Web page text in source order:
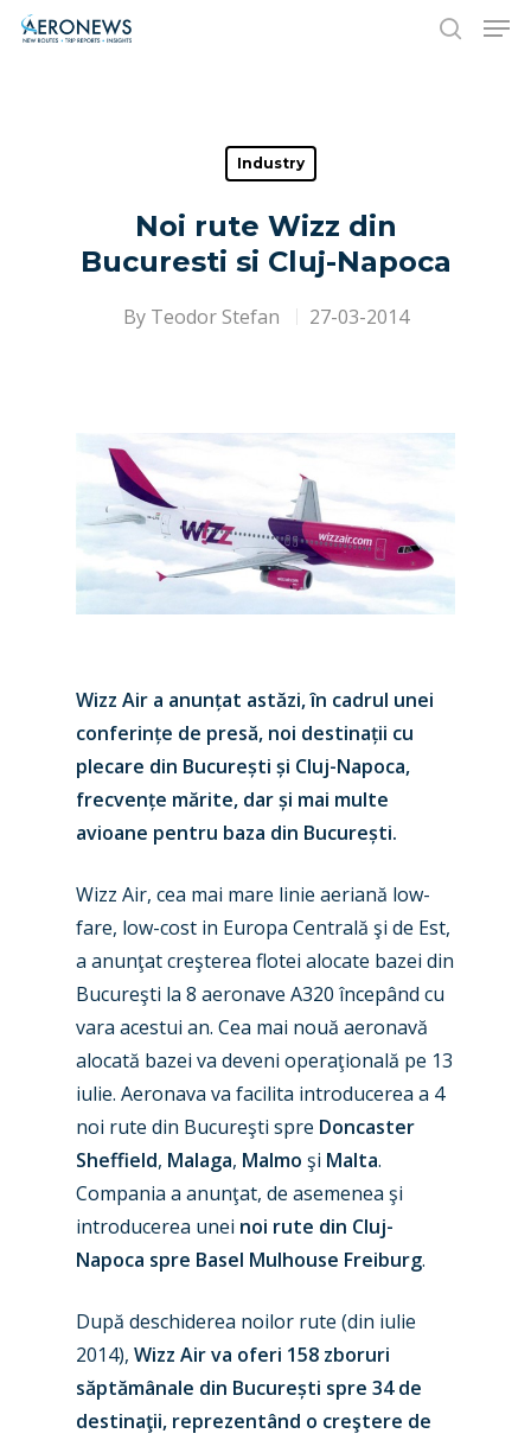
Hit enter to search or ESC to close
Industry
Noi rute Wizz din
Bucuresti si Cluj-Napoca
By Teodor Stefan 27-03-2014
Wizz Air a anunțat astăzi, în cadrul unei
conferințe de presă, noi destinații cu
plecare din București și Cluj-Napoca,
frecvențe mărite, dar și mai multe
avioane pentru baza din București.
Wizz Air, cea mai mare linie aeriană low-
fare, low-cost in Europa Centrală şi de Est,
a anunţat creşterea flotei alocate bazei din
Bucureşti la 8 aeronave A320 începând cu
vara acestui an. Cea mai nouă aeronavă
alocată bazei va deveni operaţională pe 13
iulie. Aeronava va facilita introducerea a 4
noi rute din Bucureşti spre Doncaster
Sheffield, Malaga, Malmo şi Malta.
Compania a anunţat, de asemenea şi
introducerea unei noi rute din Cluj-
Napoca spre Basel Mulhouse Freiburg.
După deschiderea noilor rute (din iulie
2014), Wizz Air va oferi 158 zboruri
săptămânale din București spre 34 de
destinaţii, reprezentând o creştere de